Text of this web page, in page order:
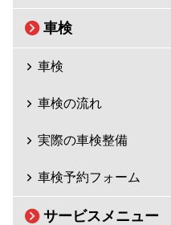
車検
車検
車検の流れ
実際の車検整備
車検予約フォーム
サービスメニュー